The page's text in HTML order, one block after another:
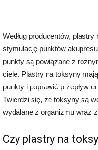
Według producentów, plastry
stymulację punktów
punkty są powiązane z
ciele. Plastry na toksyny
punkty i poprawić przepływ
Twierdzi się, że toksyny są
wydalane z organizmu wraz
Czy plastry na